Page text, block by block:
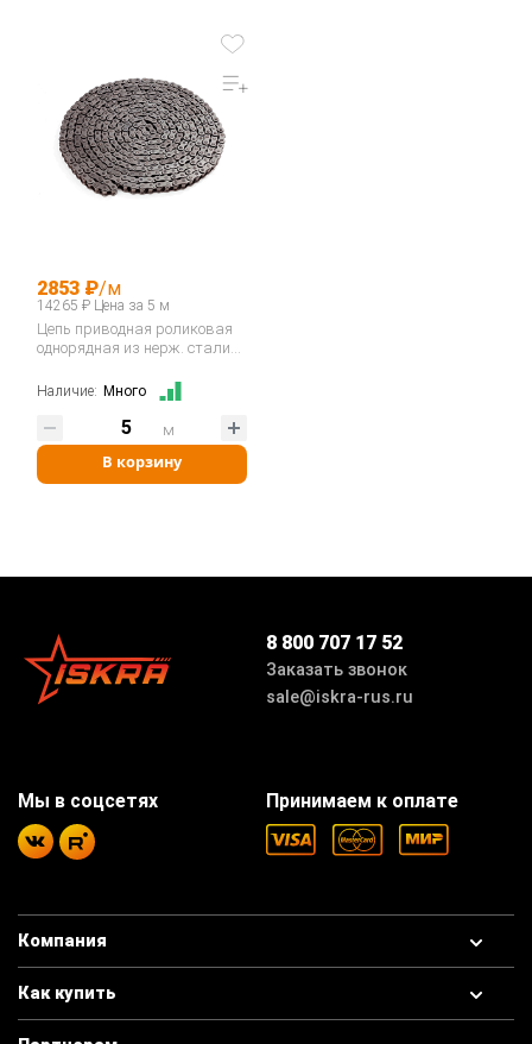
2853 ₽/м
14265 ₽ Цена за 5 м
Цепь приводная роликовая
однорядная из нерж. стали
Наличие: Много
В корзину
м
8 800 707 17 52
Заказать звонок
sale@iskra-rus.ru
Компания
Как купить
Принимаем к оплате
Мы в соцсетях